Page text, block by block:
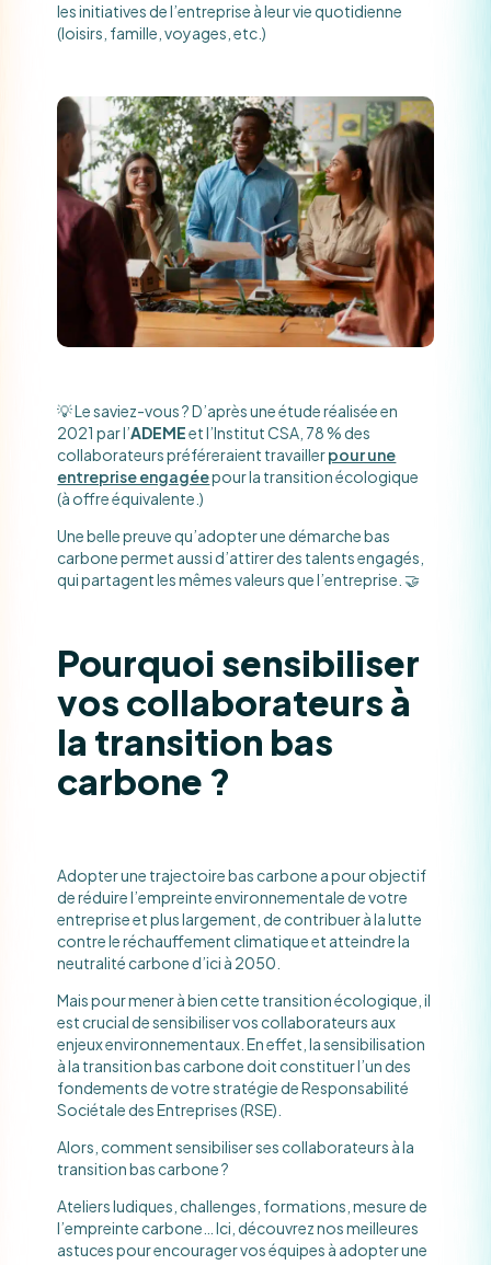
les initiatives de l’entreprise à leur vie quotidienne
(loisirs, famille, voyages, etc.)
💡 Le saviez-vous ? D’après une étude réalisée en
2021 par l’ADEMEet l’Institut CSA, 78 % des
collaborateurs préféreraient travaillerpour une
entreprise engagéepour la transition écologique
(à offre équivalente.)
Une belle preuve qu’adopter une démarche bas
carbone permet aussi d’attirer des talents engagés,
qui partagent les mêmes valeurs que l’entreprise. 🤝
Pourquoi sensibiliser
vos collaborateurs à
la transition bas
carbone ?
Adopter une trajectoire bas carbone a pour objectif
de réduire l’empreinte environnementale de votre
entreprise et plus largement, de contribuer à la lutte
contre le réchauffement climatique et atteindre la
neutralité carbone d’ici à 2050.
Mais pour mener à bien cette transition écologique, il
est crucial de sensibiliser vos collaborateurs aux
enjeux environnementaux. En effet, la sensibilisation
à la transition bas carbone doit constituer l’un des
fondements de votre stratégie de Responsabilité
Sociétale des Entreprises (RSE).
Alors, comment sensibiliser ses collaborateurs à la
transition bas carbone ?
Ateliers ludiques, challenges, formations, mesure de
l’empreinte carbone… Ici, découvrez nos meilleures
astuces pour encourager vos équipes à adopter une